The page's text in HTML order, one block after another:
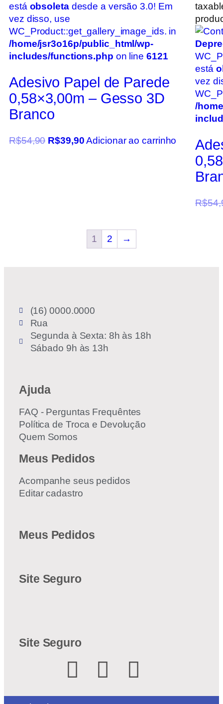
está obsoletadesde a versão 3.0! Em
vez disso, use
WC_Product::get_gallery_image_ids. in
/home/jsr3o16p/public_html/wp-
includes/functions.php on line 6121
Adesivo Papel de Parede
0,58×3,00m – Gesso 3D
Branco
R$54,90 R$39,90 Adicionar ao carrinho
está
vez
/
R$
1 2 →
(16) 0000.0000
Rua
Segunda à Sexta: 8h às 18h
Sábado 9h às 13h
Ajuda
FAQ - Perguntas Frequêntes
Política de Troca e Devolução
Quem Somos
Meus Pedidos
Acompanhe seus pedidos
Editar cadastro
Meus Pedidos
Site Seguro
Site Seguro